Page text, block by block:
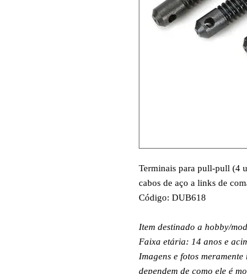
Terminais para pull-pull (4
cabos de aço a links de
Código: DUB618
Item destinado a hobby/
Faixa etária: 14 anos e
Imagens e fotos
dependem de como ele é